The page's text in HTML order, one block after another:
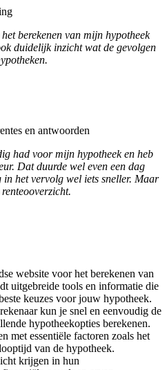
berekenen van mijn hypotheek
duidelijk inzicht wat de gevolgen
en antwoorden
had voor mijn hypotheek en heb
Dat duurde wel even een dag
het vervolg wel iets sneller. Maar
website voor het berekenen van
uitgebreide tools en informatie die
keuzes voor jouw hypotheek.
kun je snel en eenvoudig de
hypotheekopties berekenen.
met essentiële factoren zoals het
van de hypotheek.
krijgen in hun